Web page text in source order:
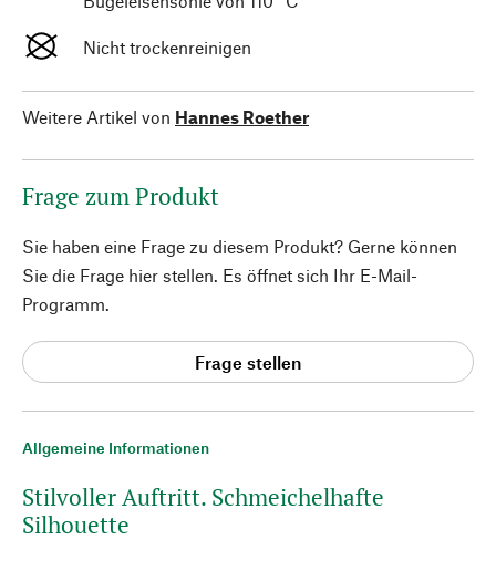
Allgemeine Informationen
Stilvoller Auftritt. Schmeichelhafte
Silhouette
Nicht trockenreinigen
Weitere Artikel von Hannes Roether
Frage zum Produkt
Sie haben eine Frage zu diesem Produkt? Gerne können
Sie die Frage hier stellen. Es öffnet sich Ihr E-Mail-
Programm.
Frage stellen